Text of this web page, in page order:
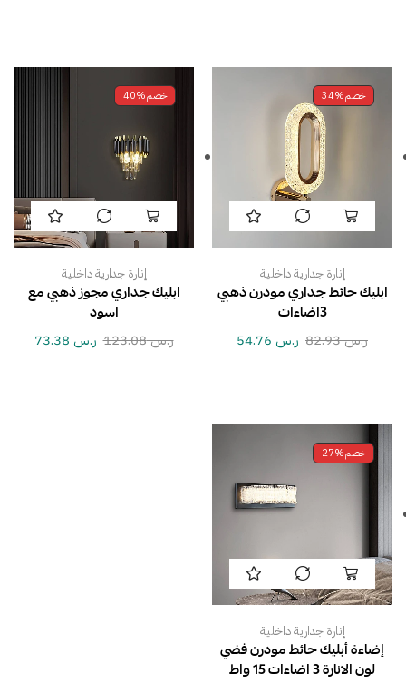
خصم34%
إنارة جدارية داخلية
ابليك حائط جداري مودرن ذهبي
3اضاءات
ر.س82.93 ر.س
خصم40%
إنارة جدارية داخلية
ابليك جداري مجوز ذهبي مع
اسود
ر.س123.08 ر.س
خصم27%
إنارة جدارية داخلية
إضاءة أبليك حائط مودرن فضي
لون الانارة 3 اضاءات 15 واط